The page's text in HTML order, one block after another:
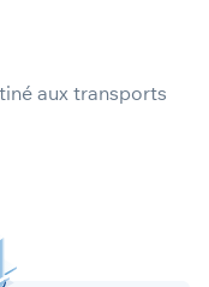
aux transports